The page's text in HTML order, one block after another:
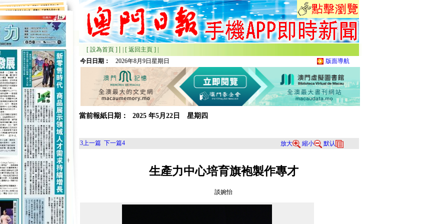
[ 設為首頁 ] [ 返回主頁 ]
今日日期：
2026年8月9日星期日 版面導航
當前報紙日期： 2025 年5月 22日 星期 四
3上一篇 下一篇4 放大 縮小 默认
生產力中心培育旗袍製作專才
談婉怡